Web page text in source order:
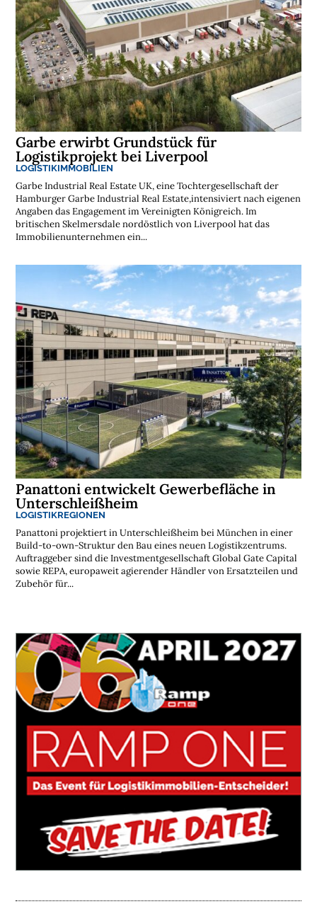
Garbe erwirbt Grundstück für
Logistikprojekt bei Liverpool
LOGISTIKIMMOBILIEN
Garbe Industrial Real Estate UK, eine Tochtergesellschaft der
Hamburger Garbe Industrial Real Estate,intensiviert nach eigenen
Angaben das Engagement im Vereinigten Königreich. Im
britischen Skelmersdale nordöstlich von Liverpool hat das
Immobilienunternehmen ein...
Panattoni entwickelt Gewerbefläche in
Unterschleißheim
LOGISTIKREGIONEN
Panattoni projektiert in Unterschleißheim bei München in einer
Build-to-own-Struktur den Bau eines neuen Logistikzentrums.
Auftraggeber sind die Investmentgesellschaft Global Gate Capital
sowie REPA, europaweit agierender Händler von Ersatzteilen und
Zubehör für...